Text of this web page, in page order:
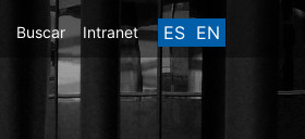
ES EN
Buscar Intranet